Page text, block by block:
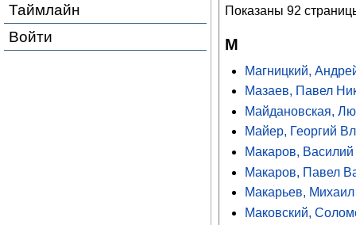
Таймлайн
Войти
Показаны 92
М
Магницкий,
Мазаев, Павел
Майдановская,
Майер, Георгий
Макаров,
Макаров, Павел
Макарьев,
Маковский,